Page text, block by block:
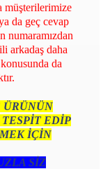
müşterilerimize
da geç cevap
numaramızdan
arkadaş daha
da
ÜRÜNÜN
EDİP
İÇİN
SİZ